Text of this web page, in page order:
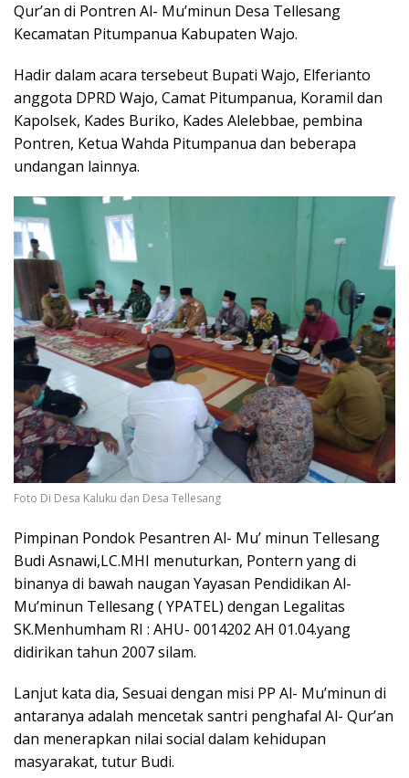
Qur’an di Pontren Al- Mu’minun Desa Tellesang
Kecamatan Pitumpanua Kabupaten Wajo.
Hadir dalam acara tersebeut Bupati Wajo, Elferianto
anggota DPRD Wajo, Camat Pitumpanua, Koramil dan
Kapolsek, Kades Buriko, Kades Alelebbae, pembina
Pontren, Ketua Wahda Pitumpanua dan beberapa
undangan lainnya.
Foto Di Desa Kaluku dan Desa Tellesang
Pimpinan Pondok Pesantren Al- Mu’ minun Tellesang
Budi Asnawi,LC.MHI menuturkan, Pontern yang di
binanya di bawah naugan Yayasan Pendidikan Al-
Mu’minun Tellesang ( YPATEL) dengan Legalitas
SK.Menhumham RI : AHU- 0014202 AH 01.04.yang
didirikan tahun 2007 silam.
Lanjut kata dia, Sesuai dengan misi PP Al- Mu’minun di
antaranya adalah mencetak santri penghafal Al- Qur’an
dan menerapkan nilai social dalam kehidupan
masyarakat, tutur Budi.